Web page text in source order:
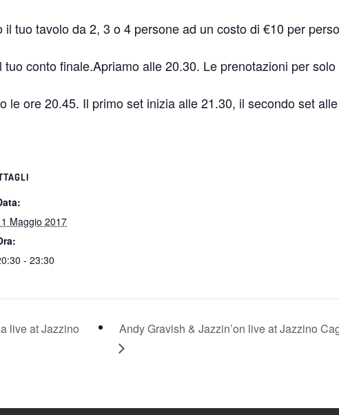
tuo tavolo da 2, 3 o 4 persone ad un costo di €10 per
tuo conto finale.Apriamo alle 20.30. Le prenotazioni per solo
le ore 20.45. Il primo set inizia alle 21.30, il secondo set alle
Maggio 2017
- 23:30
live at Jazzino
Andy Gravish & Jazzin’on live at Jazzino